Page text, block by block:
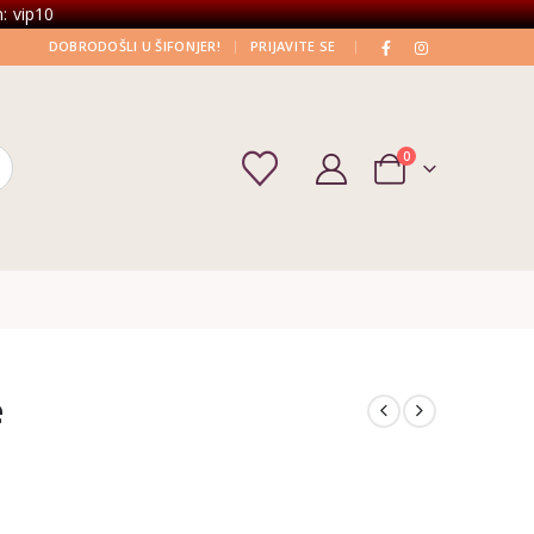
vip10
DOBRODOŠLI U ŠIFONJER! | PRIJAVITE SE |
0